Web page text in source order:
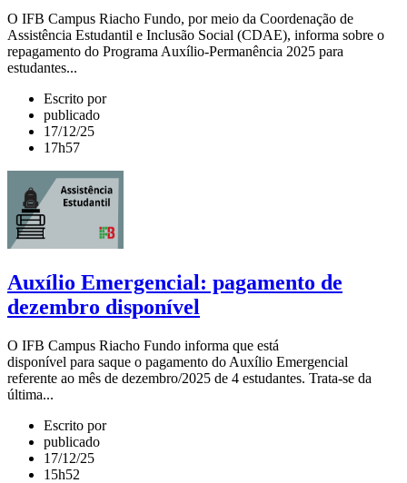
O IFB Campus Riacho Fundo, por meio da Coordenação de
Assistência Estudantil e Inclusão Social (CDAE), informa sobre o
repagamento do Programa Auxílio-Permanência 2025 para
estudantes...
Escrito por
publicado
17/12/25
17h57
Auxílio Emergencial: pagamento de
dezembro disponível
O IFB Campus Riacho Fundo informa que está
disponível para saque o pagamento do Auxílio Emergencial
referente ao mês de dezembro/2025 de 4 estudantes. Trata-se da
última...
Escrito por
publicado
17/12/25
15h52